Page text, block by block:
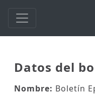
Datos del
Nombre: Boletín